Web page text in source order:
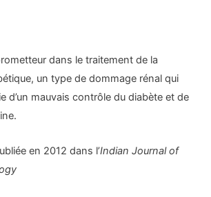
dans le traitement de la
un type de dommage rénal qui
d’un mauvais contrôle du diabète et de
en 2012 dans l’Indian Journal of